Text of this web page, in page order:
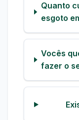
Quanto
esgoto
Vocês
fazer o